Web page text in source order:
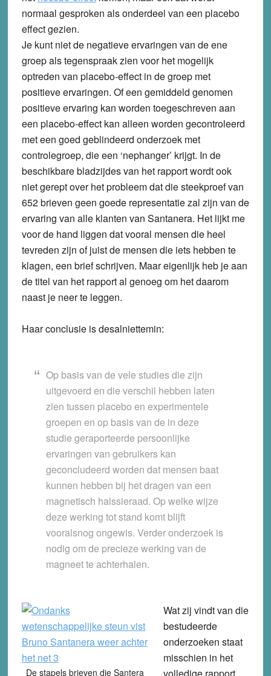
normaal gesproken als onderdeel van een placebo
effect gezien.
Je kunt niet de negatieve ervaringen van de ene
groep als tegenspraak zien voor het mogelijk
optreden van placebo-effect in de groep met
positieve ervaringen. Of een gemiddeld genomen
positieve ervaring kan worden toegeschreven aan
een placebo-effect kan alleen worden gecontroleerd
met een goed geblindeerd onderzoek met
controlegroep, die een ‘nephanger’ krijgt. In de
beschikbare bladzijdes van het rapport wordt ook
niet gerept over het probleem dat die steekproef van
652 brieven geen goede representatie zal zijn van de
ervaring van alle klanten van Santanera. Het lijkt me
voor de hand liggen dat vooral mensen die heel
tevreden zijn of juist de mensen die iets hebben te
klagen, een brief schrijven. Maar eigenlijk heb je aan
de titel van het rapport al genoeg om het daarom
naast je neer te leggen.
Haar conclusie is desalniettemin:
Op basis van de vele studies die zijn
uitgevoerd en die verschil hebben laten
zien tussen placebo en experimentele
groepen en op basis van de in deze
studie geraporteerde persoonlijke
ervaringen van gebruikers kan
geconcludeerd worden dat mensen baat
kunnen hebben bij het dragen van een
magnetisch halssieraad. Op welke wijze
deze werking tot stand komt blijft
vooralsnog ongewis. Verder onderzoek is
nodig om de precieze werking van de
magneet te achterhalen.
De stapels brieven die Santera
Wat zij vindt van die
bestudeerde
onderzoeken staat
misschien in het
volledige rapport,